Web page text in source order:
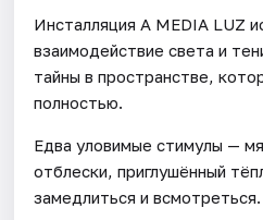
Инсталляция A MEDIA LUZ
взаимодействие света и
тайны в пространстве,
полностью.
Едва уловимые стимулы —
отблески, приглушённый
замедлиться и всмотреться.